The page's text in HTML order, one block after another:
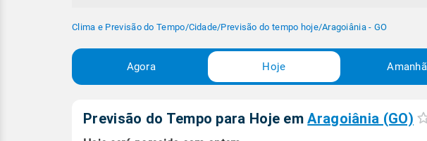
Clima e Previsão do Tempo/Cidade/Previsão do tempo hoje/Aragoiânia - GO
Agora Hoje Amanhã
Previsão do Tempo para Hoje emAragoiânia (GO)